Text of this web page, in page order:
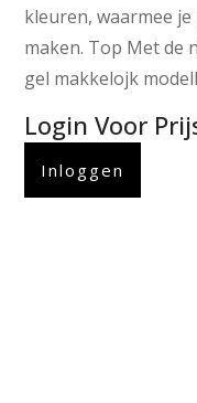
kleuren, waarmee
maken. Top Met de
gel makkelojk
Login Voor
Inloggen